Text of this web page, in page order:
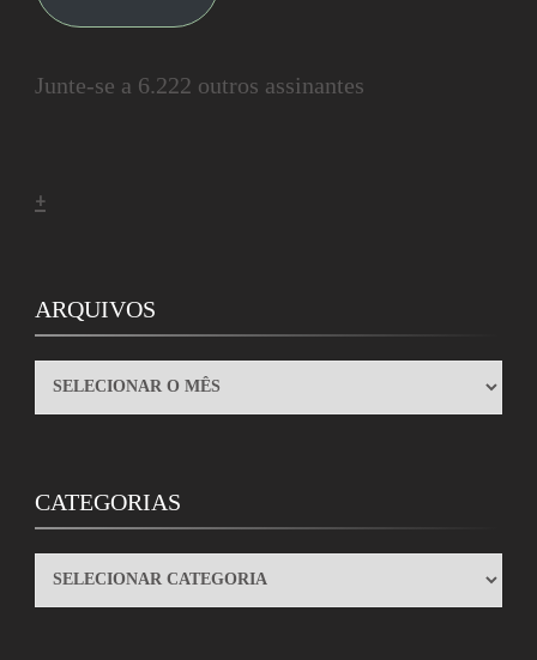
Junte-se a 6.222 outros assinantes
+
ARQUIVOS
ARQUIVOS
CATEGORIAS
CATEGORIAS